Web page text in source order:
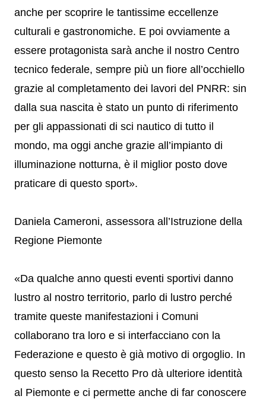
anche per scoprire le tantissime eccellenze
culturali e gastronomiche. E poi ovviamente a
essere protagonista sarà anche il nostro Centro
tecnico federale, sempre più un fiore all’occhiello
grazie al completamento dei lavori del PNRR: sin
dalla sua nascita è stato un punto di riferimento
per gli appassionati di sci nautico di tutto il
mondo, ma oggi anche grazie all’impianto di
illuminazione notturna, è il miglior posto dove
praticare di questo sport».
Daniela Cameroni, assessora all’Istruzione della
Regione Piemonte
«Da qualche anno questi eventi sportivi danno
lustro al nostro territorio, parlo di lustro perché
tramite queste manifestazioni i Comuni
collaborano tra loro e si interfacciano con la
Federazione e questo è già motivo di orgoglio. In
questo senso la Recetto Pro dà ulteriore identità
al Piemonte e ci permette anche di far conoscere